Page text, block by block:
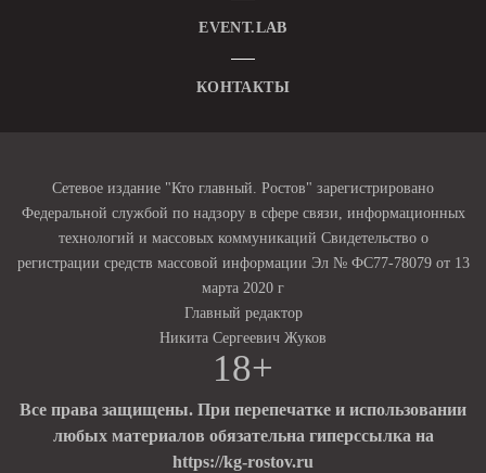
EVENT.LAB
КОНТАКТЫ
Сетевое издание "Кто главный. Ростов" зарегистрировано
Федеральной службой по надзору в сфере связи, информационных
технологий и массовых коммуникаций Свидетельство о
регистрации средств массовой информации Эл № ФС77-78079 от 13
марта 2020 г
Главный редактор
Никита Сергеевич Жуков
18+
Все права защищены. При перепечатке и использовании
любых материалов обязательна гиперссылка на
https://kg-rostov.ru